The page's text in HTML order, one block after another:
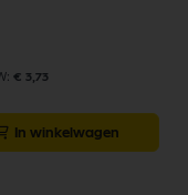
€ 3,73
In winkelwagen